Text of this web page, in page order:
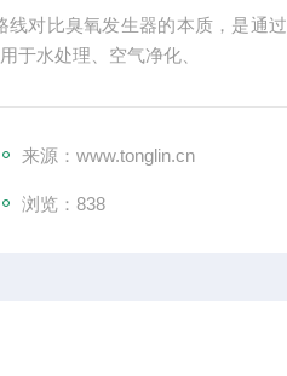
对比臭氧发生器的本质，是通
于水处理、空气净化、
来源：www.tonglin.cn
浏览： 838